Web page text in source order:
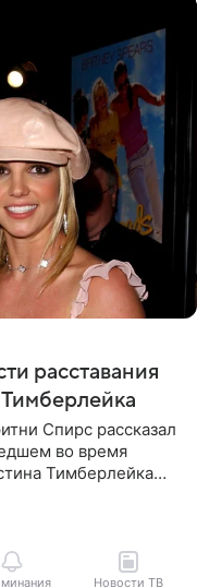
расставания
Спирс рассказал
во время
Тимберлейка
Новости ТВ